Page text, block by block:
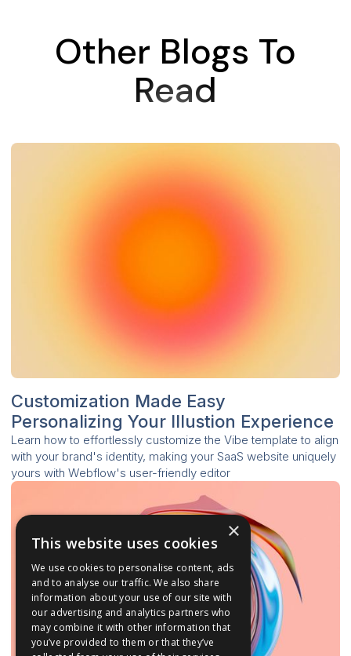
Other Blogs To
Read
Customization Made Easy
Personalizing Your Illustion Experience
Learn how to effortlessly customize the Vibe template to align
with your brand's identity, making your SaaS website uniquely
yours with Webflow's user-friendly editor
×
This website uses cookies
We use cookies to personalise content, ads
and to analyse our traffic. We also share
information about your use of our site with
our advertising and analytics partners who
may combine it with other information that
you’ve provided to them or that they’ve